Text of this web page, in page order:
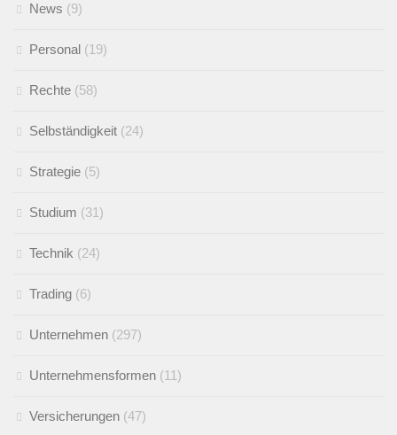
News (9)
Personal (19)
Rechte (58)
Selbständigkeit (24)
Strategie (5)
Studium (31)
Technik (24)
Trading (6)
Unternehmen (297)
Unternehmensformen (11)
Versicherungen (47)